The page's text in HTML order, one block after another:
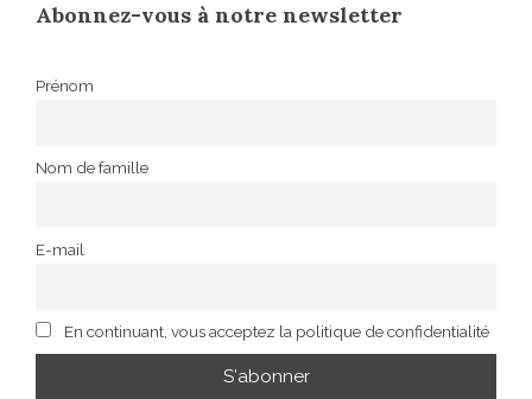
Abonnez-vous à notre newsletter
Prénom
Nom de famille
E-mail
En continuant, vous acceptez la politique de confidentialité